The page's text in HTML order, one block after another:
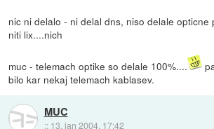
nic ni delalo - ni delal dns, niso delale opticne
niti lix....nich
muc - telemach optike so delale 100%....
bilo kar nekaj telemach kablasev.
MUC
:: 13. jan 2004, 17:42